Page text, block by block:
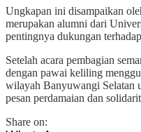
Ungkapan ini disampaikan
merupakan alumni dari
pentingnya dukungan
Setelah acara pembagian
dengan pawai keliling
wilayah Banyuwangi Selatan
pesan perdamaian dan
Share on: